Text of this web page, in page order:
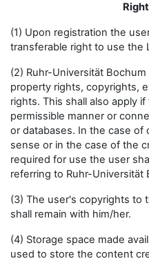
(1) Upon registration the
transferable right to use the
(2) Ruhr-Universität
property rights, copyrights,
rights. This shall also apply
permissible manner or
or databases. In the case
sense or in the case of the
required for use the user
referring to Ruhr-Universität
(3) The user's copyrights to
shall remain with him/her.
(4) Storage space made
used to store the content